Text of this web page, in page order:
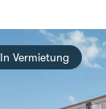
In Vermietung